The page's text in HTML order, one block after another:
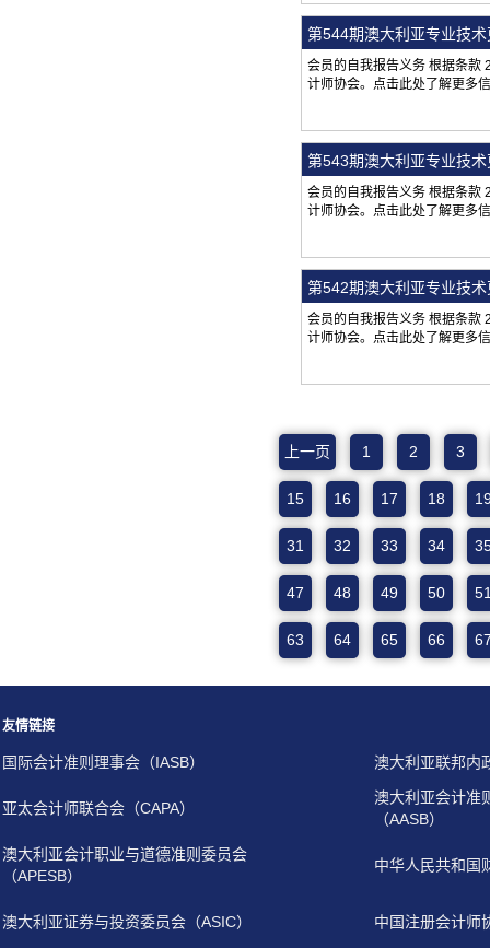
第544期澳大利亚专业技
会员的自我报告义务 根据条款
计师协会。点击此处了解更多
第543期澳大利亚专业技
会员的自我报告义务 根据条款
计师协会。点击此处了解更多
第542期澳大利亚专业技
会员的自我报告义务 根据条款
计师协会。点击此处了解更多
上一页 1 2 3
15 16 17 18
31 32 33 34
47 48 49 50
63 64 65 66
友情链接
国际会计准则理事会（IASB） 澳大利亚联邦内
亚太会计师联合会（CAPA）
澳大利亚会计准
（AASB）
澳大利亚会计职业与道德准则委员会
（APESB）
中华人民共和国
澳大利亚证券与投资委员会（ASIC） 中国注册会计师